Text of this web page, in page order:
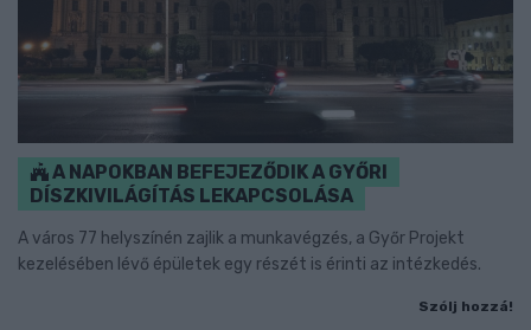
A NAPOKBAN BEFEJEZŐDIK A GYŐRI
DÍSZKIVILÁGÍTÁS LEKAPCSOLÁSA
A város 77 helyszínén zajlik a munkavégzés, a Győr Projekt
kezelésében lévő épületek egy részét is érinti az intézkedés.
Szólj hozzá!